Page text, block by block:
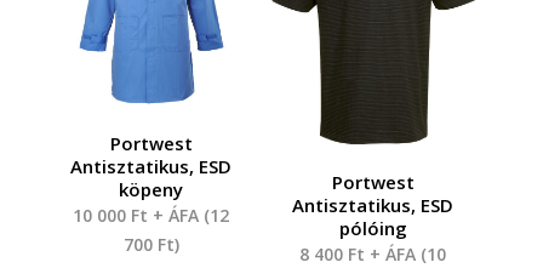
Portwest
Antisztatikus, ESD
köpeny
10 000 Ft + ÁFA (12
700 Ft)
Portwest
Antisztatikus, ESD
pólóing
8 400 Ft + ÁFA (10